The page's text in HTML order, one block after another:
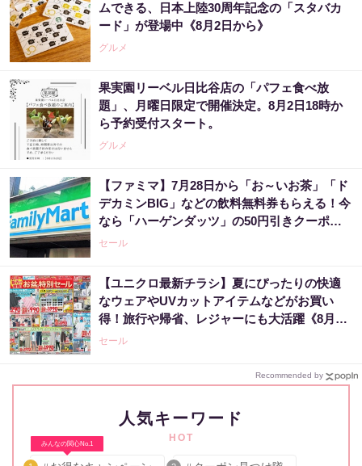
ムできる、日本上陸30周年記念の「スタバカ
ード」が登場中《8月2日から》
グルメ
果実園リーベル日比谷店の「パフェ食べ放
題」、月曜日限定で開催決定。8月2日18時か
ら予約受付スタート。
グルメ
【ファミマ】7月28日から「お～いお茶」「ド
デカミンBIG」などの飲料無料券もらえる！今
なら「ハーゲンダッツ」の50円引きクーポン
も。
セール
【ユニクロ最新チラシ】夏にぴったりの快適
なウェアやUVカットアイテムなどがお買い
得！旅行や帰省、レジャーにも大活躍《8月13
日まで》
セール
Recommended by
人気キーワード
HOT
みんなの関心No.1